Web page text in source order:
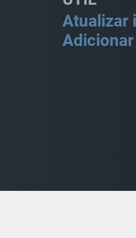
Atualizar